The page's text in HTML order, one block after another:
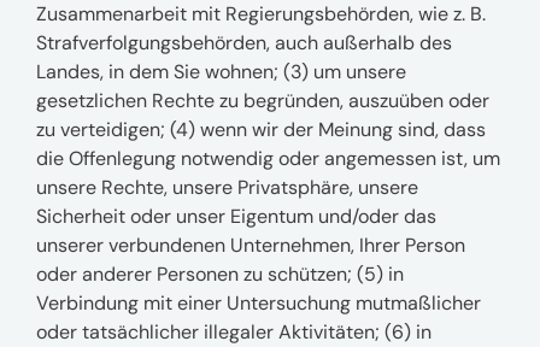
Zusammenarbeit mit Regierungsbehörden, wie z. B.
Strafverfolgungsbehörden, auch außerhalb des
Landes, in dem Sie wohnen; (3) um unsere
gesetzlichen Rechte zu begründen, auszuüben oder
zu verteidigen; (4) wenn wir der Meinung sind, dass
die Offenlegung notwendig oder angemessen ist, um
unsere Rechte, unsere Privatsphäre, unsere
Sicherheit oder unser Eigentum und/oder das
unserer verbundenen Unternehmen, Ihrer Person
oder anderer Personen zu schützen; (5) in
Verbindung mit einer Untersuchung mutmaßlicher
oder tatsächlicher illegaler Aktivitäten; (6) in